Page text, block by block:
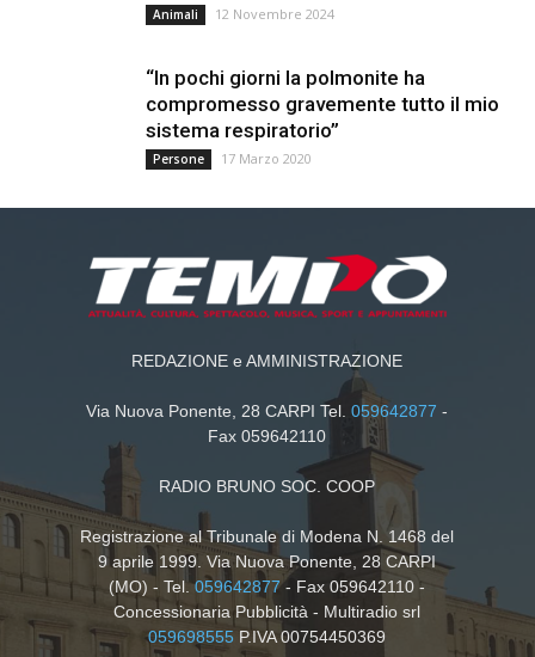
Animali 12 Novembre 2024
“In pochi giorni la polmonite ha
compromesso gravemente tutto il mio
sistema respiratorio”
Persone 17 Marzo 2020
REDAZIONE e AMMINISTRAZIONE
Via Nuova Ponente, 28 CARPI Tel.059642877 -
Fax 059642110
RADIO BRUNO SOC. COOP
Registrazione al Tribunale di Modena N. 1468 del
9 aprile 1999. Via Nuova Ponente, 28 CARPI
(MO) - Tel.059642877- Fax 059642110 -
Concessionaria Pubblicità - Multiradio srl
059698555 P.IVA 00754450369